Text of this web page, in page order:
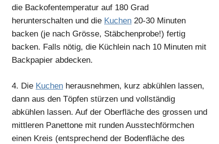
die Backofentemperatur auf 180 Grad
herunterschalten und die Kuchen 20-30 Minuten
backen (je nach Grösse, Stäbchenprobe!) fertig
backen. Falls nötig, die Küchlein nach 10 Minuten mit
Backpapier abdecken.
4. Die Kuchen herausnehmen, kurz abkühlen lassen,
dann aus den Töpfen stürzen und vollständig
abkühlen lassen. Auf der Oberfläche des grossen und
mittleren Panettone mit runden Ausstechförmchen
einen Kreis (entsprechend der Bodenfläche des